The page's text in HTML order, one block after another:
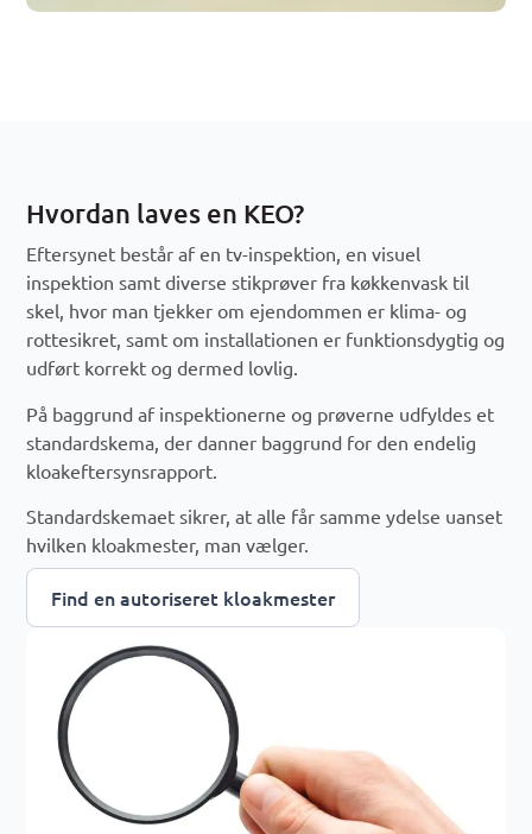
Hvordan laves en KEO?
Eftersynet består af en tv-inspektion, en visuel
inspektion samt diverse stikprøver fra køkkenvask til
skel, hvor man tjekker om ejendommen er klima- og
rottesikret, samt om installationen er funktionsdygtig og
udført korrekt og dermed lovlig.
På baggrund af inspektionerne og prøverne udfyldes et
standardskema, der danner baggrund for den endelig
kloakeftersynsrapport.
Standardskemaet sikrer, at alle får samme ydelse uanset
hvilken kloakmester, man vælger.
Find en autoriseret kloakmester